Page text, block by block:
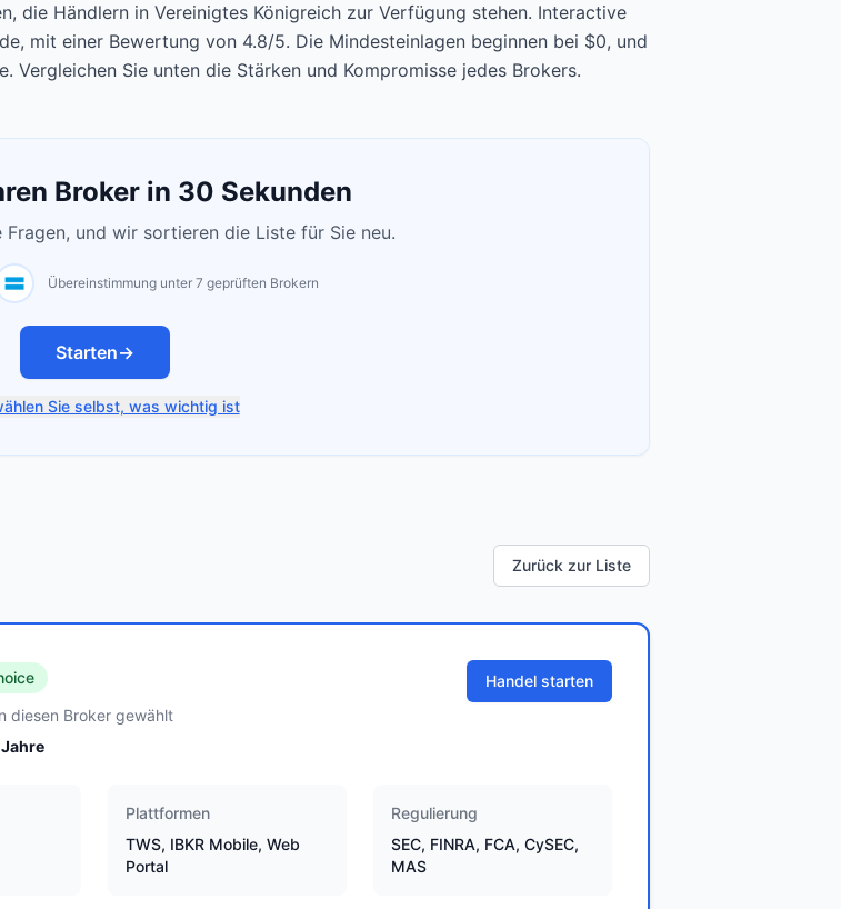
die Händlern in Vereinigtes Königreich zur Verfügung stehen. Interactive
mit einer Bewertung von 4.8/5. Die Mindesteinlagen beginnen bei $0, und
Sie unten die Stärken und Kompromisse jedes Brokers.
Broker in 30 Sekunden
und wir sortieren die Liste für Sie neu.
Übereinstimmung unter 7 geprüften Brokern
Starten→
Sie selbst, was wichtig ist
Zurück zur Liste
diesen Broker gewählt
Jahre
Handel starten
Plattformen
TWS, IBKR Mobile, Web
Portal
Regulierung
SEC, FINRA, FCA, CySEC,
MAS